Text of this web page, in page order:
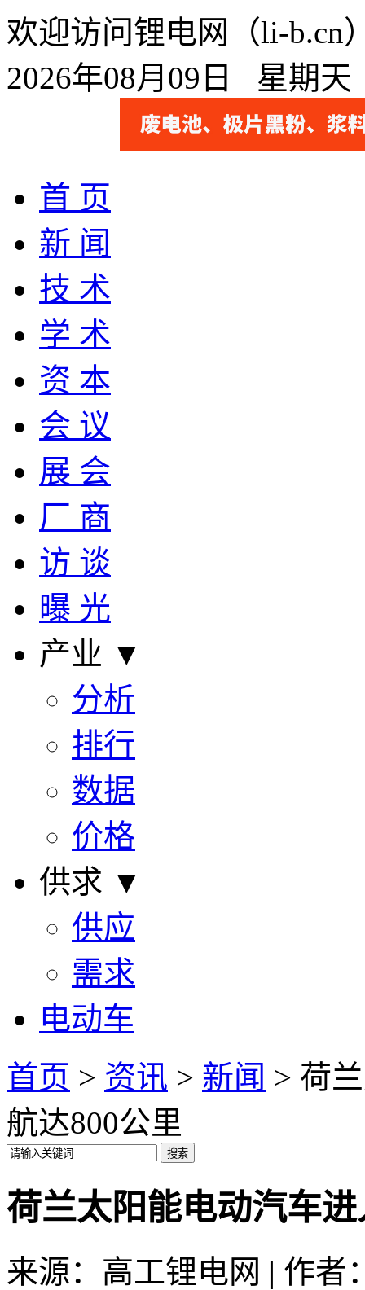
欢迎访问锂电网（li-b.cn
2026年08月09日 星期
首 页
新 闻
技 术
学 术
资 本
会 议
展 会
厂 商
访 谈
曝 光
产业 ▼
分析
排行
数据
价格
供求 ▼
供应
需求
电动车
首页 > 资讯 > 新闻 > 荷
航达800公里
荷兰太阳能电动汽车
来源：高工锂电网 | 作者